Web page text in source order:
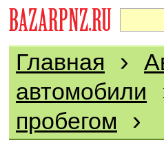
Главная ›
автомобили
пробегом
›